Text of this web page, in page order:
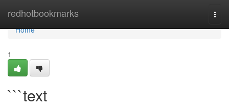
redhotbookmarks
Home
Home
1
```text